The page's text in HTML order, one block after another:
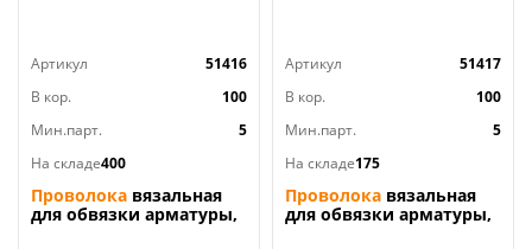
Артикул
51416
В кор.
100
Мин.парт.
5
На складе400
Проволока вязальная
для обвязки арматуры,
Артикул
51417
В кор.
100
Мин.парт.
5
На складе175
Проволока вязальная
для обвязки арматуры,